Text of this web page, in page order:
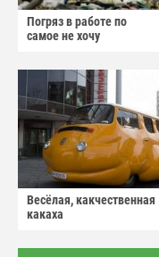
Погряз в работе по
самое не хочу
Весёлая, какчественная
какаха